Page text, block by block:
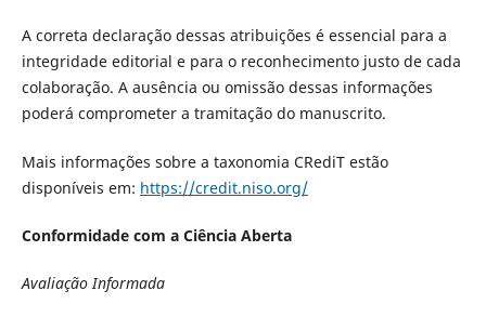
A correta declaração dessas atribuições é essencial para a
integridade editorial e para o reconhecimento justo de cada
colaboração. A ausência ou omissão dessas informações
poderá comprometer a tramitação do manuscrito.
Mais informações sobre a taxonomia CRediT estão
disponíveis em: https://credit.niso.org/
Conformidade com a Ciência Aberta
Avaliação Informada